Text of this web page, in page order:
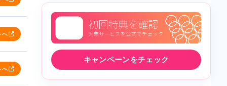
へ
へ
キャンペーンをチェック